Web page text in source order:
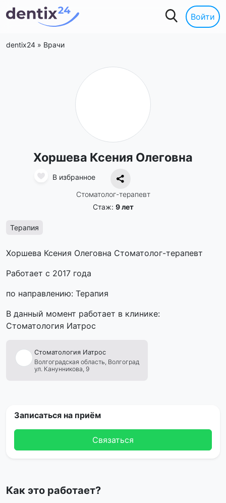
Войти
dentix24 » Врачи
Хоршева Ксения Олеговна
В избранное
Стоматолог-терапевт
Стаж: 9 лет
Терапия
Хоршева Ксения Олеговна Стоматолог-терапевт
Работает с 2017 года
по направлению: Терапия
В данный момент работает в клинике:
Стоматология Иатрос
Стоматология Иатрос
Волгоградская область, Волгоград
ул. Канунникова, 9
Записаться на приём
Связаться
Как это работает?